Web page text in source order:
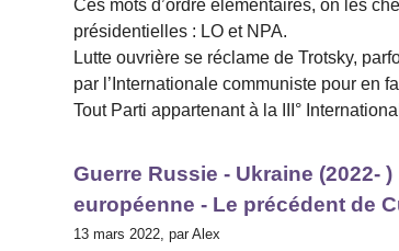
Ces mots d’ordre élémentaires, on les
présidentielles : LO et NPA.
Lutte ouvrière se réclame de Trotsky,
par l’Internationale communiste pour en
Tout Parti appartenant à la III°
Guerre Russie - Ukraine (2022-
européenne - Le précédent de
13 mars 2022, par Alex